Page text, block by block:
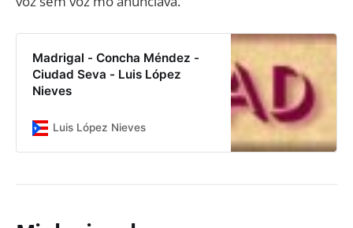
Madrigal - Concha Méndez -
Ciudad Seva - Luis López
Nieves
Luis López Nieves